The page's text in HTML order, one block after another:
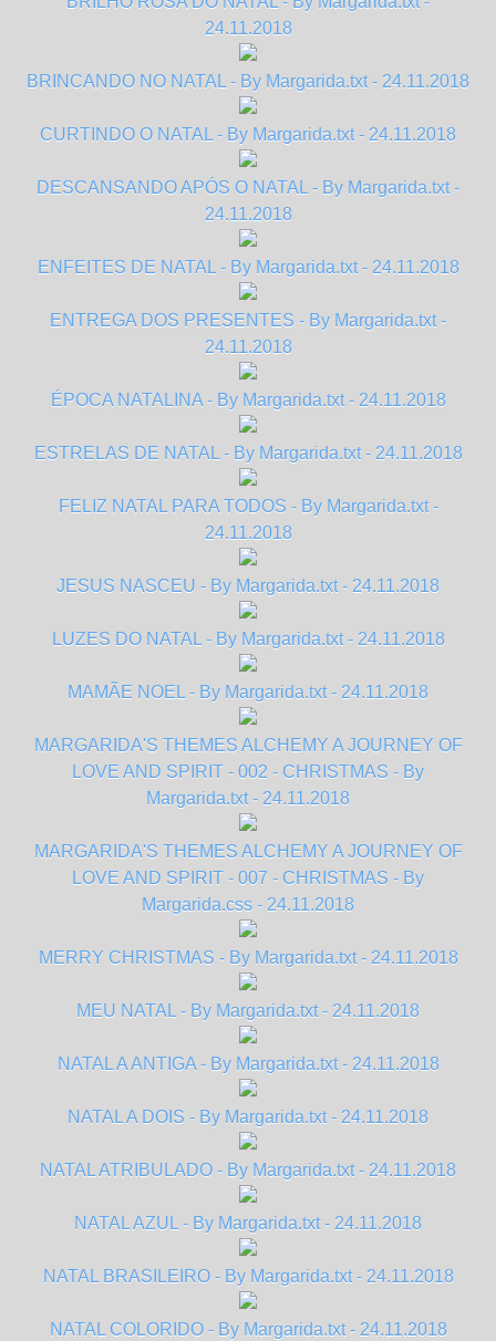
24.11.2018
BRINCANDO NO NATAL - By Margarida.txt - 24.11.2018
CURTINDO O NATAL - By Margarida.txt - 24.11.2018
DESCANSANDO APÓS O NATAL - By Margarida.txt -
24.11.2018
ENFEITES DE NATAL - By Margarida.txt - 24.11.2018
ENTREGA DOS PRESENTES - By Margarida.txt -
24.11.2018
ÉPOCA NATALINA - By Margarida.txt - 24.11.2018
ESTRELAS DE NATAL - By Margarida.txt - 24.11.2018
FELIZ NATAL PARA TODOS - By Margarida.txt -
24.11.2018
JESUS NASCEU - By Margarida.txt - 24.11.2018
LUZES DO NATAL - By Margarida.txt - 24.11.2018
MAMÃE NOEL - By Margarida.txt - 24.11.2018
MARGARIDA'S THEMES ALCHEMY A JOURNEY OF
LOVE AND SPIRIT - 002 - CHRISTMAS - By
Margarida.txt - 24.11.2018
MARGARIDA'S THEMES ALCHEMY A JOURNEY OF
LOVE AND SPIRIT - 007 - CHRISTMAS - By
Margarida.css - 24.11.2018
MERRY CHRISTMAS - By Margarida.txt - 24.11.2018
MEU NATAL - By Margarida.txt - 24.11.2018
NATAL A ANTIGA - By Margarida.txt - 24.11.2018
NATAL A DOIS - By Margarida.txt - 24.11.2018
NATAL ATRIBULADO - By Margarida.txt - 24.11.2018
NATAL AZUL - By Margarida.txt - 24.11.2018
NATAL BRASILEIRO - By Margarida.txt - 24.11.2018
NATAL COLORIDO - By Margarida.txt - 24.11.2018